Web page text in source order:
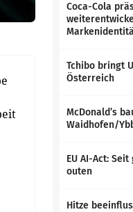
Coca-Cola
Tchibo bringt
Österreich
McDonald’s
Waidhofen/
EU AI-Act:
outen
Hitze